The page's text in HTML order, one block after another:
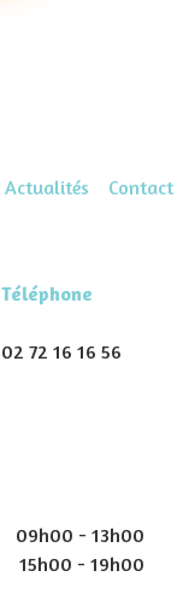
Actualités Contact
Téléphone
02 72 16 16 56
09h00 - 13h00
15h00 - 19h00